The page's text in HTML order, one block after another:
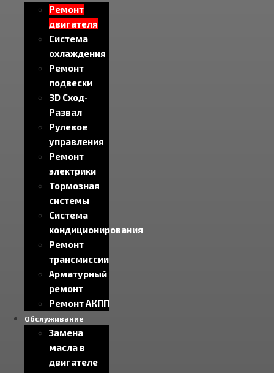
Ремонт
двигателя
Система
охлаждения
Ремонт
подвески
3D Сход-
Развал
Рулевое
управления
Ремонт
электрики
Тормозная
системы
Система
кондиционирования
Ремонт
трансмиссии
Арматурный
ремонт
Ремонт АКПП
Обслуживание
Замена
масла в
двигателе